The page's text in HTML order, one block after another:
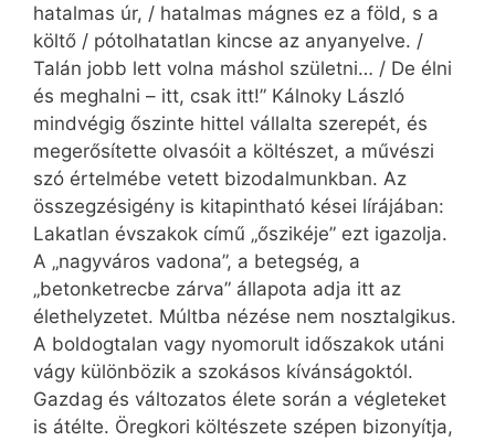
hatalmas úr, / hatalmas mágnes ez a föld, s a
költő / pótolhatatlan kincse az anyanyelve. /
Talán jobb lett volna máshol születni… / De élni
és meghalni – itt, csak itt!” Kálnoky László
mindvégig őszinte hittel vállalta szerepét, és
megerősítette olvasóit a költészet, a művészi
szó értelmébe vetett bizodalmunkban. Az
összegzésigény is kitapintható kései lírájában:
Lakatlan évszakok című „őszikéje” ezt igazolja.
A „nagyváros vadona”, a betegség, a
„betonketrecbe zárva” állapota adja itt az
élethelyzetet. Múltba nézése nem nosztalgikus.
A boldogtalan vagy nyomorult időszakok utáni
vágy különbözik a szokásos kívánságoktól.
Gazdag és változatos élete során a végleteket
is átélte. Öregkori költészete szépen bizonyítja,